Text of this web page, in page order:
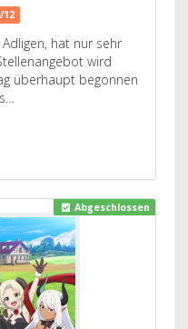
12
hat nur sehr
wird
überhaupt begonnen
Abgeschlossen